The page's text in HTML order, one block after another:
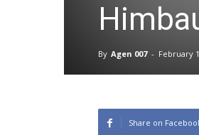
By Agen 007 - February
Share on